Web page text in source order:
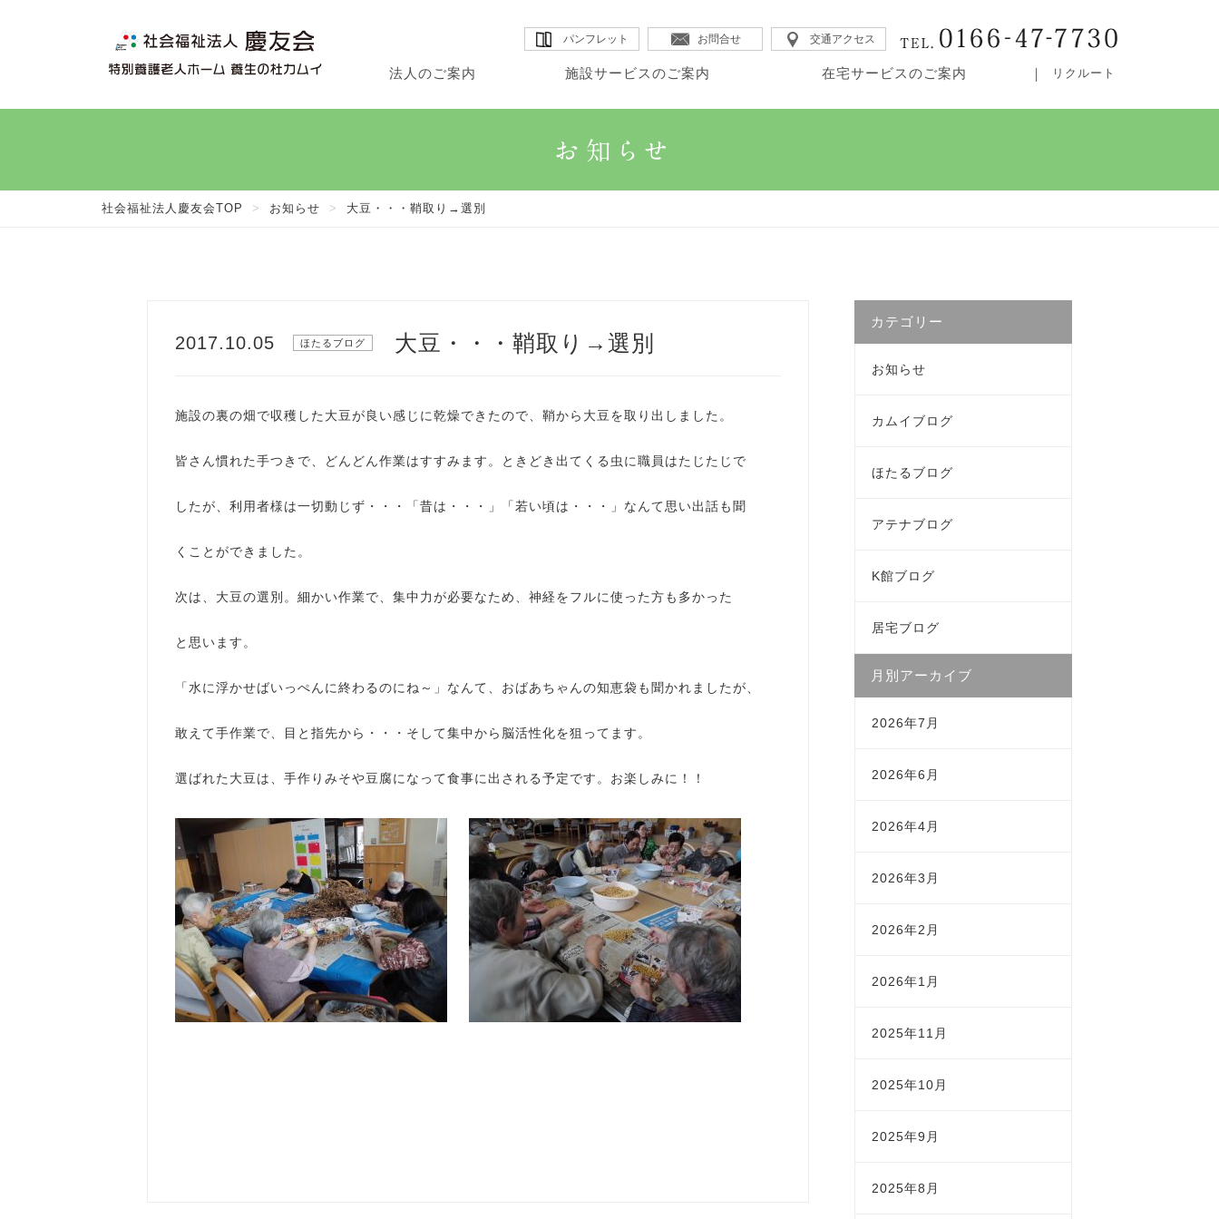
法人のご案内
法人のご案内
・理事長のご挨拶
・法人概要
・情報公開
施設サービスのご案内
施設サービスのご案内
・カムイ
・GHK館
在宅サービスのご案内
在宅サービスのご案内
・DSほたる
・SSカムイ
リクルート
パンフレット お問合せ 交通アクセス
社会福祉法人慶友会TOP > お知らせ > 大豆・・・鞘取り→選別
2017.10.05 ほたるブログ 大豆・・・鞘取り→選別
施設の裏の畑で収穫した大豆が良い感じに乾燥できたので、鞘から大豆を取り出しました。
皆さん慣れた手つきで、どんどん作業はすすみます。ときどき出てくる虫に職員はたじたじで
したが、利用者様は一切動じず・・・「昔は・・・」「若い頃は・・・」なんて思い出話も聞
くことができました。
次は、大豆の選別。細かい作業で、集中力が必要なため、神経をフルに使った方も多かった
と思います。
「水に浮かせばいっぺんに終わるのにね～」なんて、おばあちゃんの知恵袋も聞かれましたが、
敢えて手作業で、目と指先から・・・そして集中から脳活性化を狙ってます。
選ばれた大豆は、手作りみそや豆腐になって食事に出される予定です。お楽しみに！！
カテゴリー
お知らせ
カムイブログ
ほたるブログ
アテナブログ
K館ブログ
居宅ブログ
月別アーカイブ
2026年7月
2026年6月
2026年4月
2026年3月
2026年2月
2026年1月
2025年11月
2025年10月
2025年9月
2025年8月